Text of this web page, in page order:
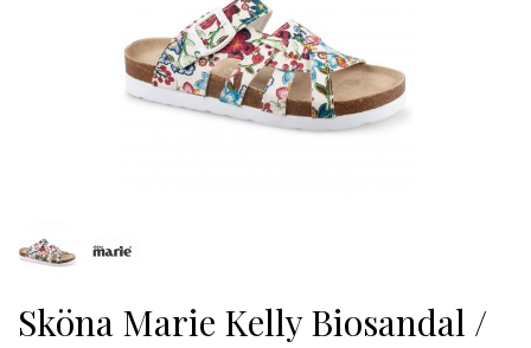
Sköna Marie Kelly Biosandal /